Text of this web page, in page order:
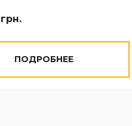
грн.
ПОДРОБНЕЕ